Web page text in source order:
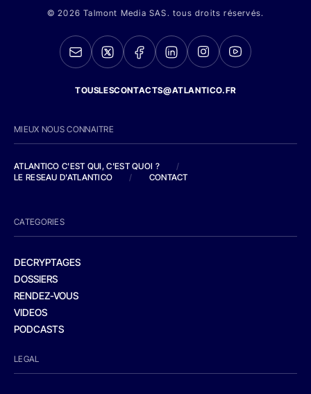
© 2026 Talmont Media SAS. tous droits réservés.
TOUSLESCONTACTS@ATLANTICO.FR
MIEUX NOUS CONNAITRE
ATLANTICO C'EST QUI, C'EST QUOI ?
/
LE RESEAU D'ATLANTICO
/ CONTACT
CATEGORIES
DECRYPTAGES
DOSSIERS
RENDEZ-VOUS
VIDEOS
PODCASTS
LEGAL